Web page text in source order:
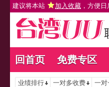
建议将本站 加入收藏 ，方便
回首页 免费专区
业绩排行 一对多收费 一对